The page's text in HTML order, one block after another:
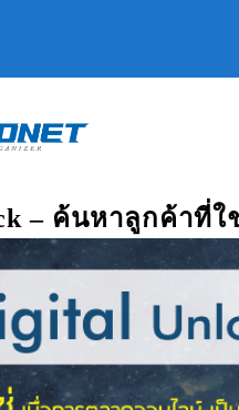
– ค้นหาลูกค้าที่